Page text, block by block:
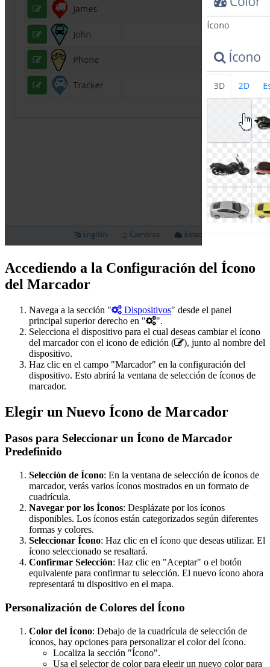
Accediendo a la Configuración del Ícono
del Marcador
Navega a la sección " Dispositivos" desde el panel
principal superior derecho en "
".
Selecciona el dispositivo para el cual deseas cambiar el ícono
del marcador con el icono de edición (
), junto al nombre del
dispositivo.
Haz clic en el campo "Marcador" en la configuración del
dispositivo. Esto abrirá la ventana de selección de íconos de
marcador.
Elegir un Nuevo Ícono de Marcador
Pasos para Seleccionar un Ícono de Marcador
Predefinido
Selección de Ícono: En la ventana de selección de íconos de
marcador, verás varios íconos mostrados en un formato de
cuadrícula.
Navegar por los Íconos: Desplázate por los íconos
disponibles. Los íconos están categorizados según diferentes
formas y colores.
Seleccionar Ícono: Haz clic en el ícono que deseas utilizar. El
ícono seleccionado se resaltará.
Confirmar Selección: Haz clic en "Aceptar" o el botón
equivalente para confirmar tu selección. El nuevo ícono ahora
representará tu dispositivo en el mapa.
Personalización de Colores del Ícono
Color del Ícono: Debajo de la cuadrícula de selección de
íconos, hay opciones para personalizar el color del ícono.
Localiza la sección "Ícono".
Usa el selector de color para elegir un nuevo color para